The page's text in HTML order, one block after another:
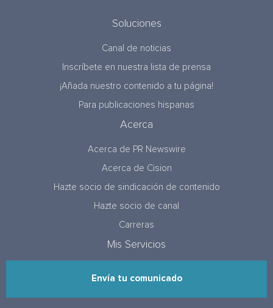
Soluciones
Canal de noticias
Inscríbete en nuestra lista de prensa
¡Añada nuestro contenido a tu página!
Para publicaciones hispanas
Acerca
Acerca de PR Newswire
Acerca de Cision
Hazte socio de sindicación de contenido
Hazte socio de canal
Carreras
Mis Servicios
Envía tu comunicado